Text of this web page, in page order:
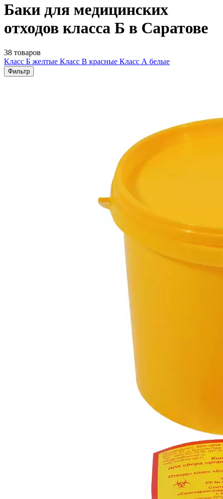
Баки для медицинских
отходов класса Б в Саратове
38 товаров
Класс Б желтые Класс В красные Класс А белые
Фильтр